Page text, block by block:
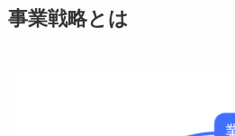
事業戦略とは